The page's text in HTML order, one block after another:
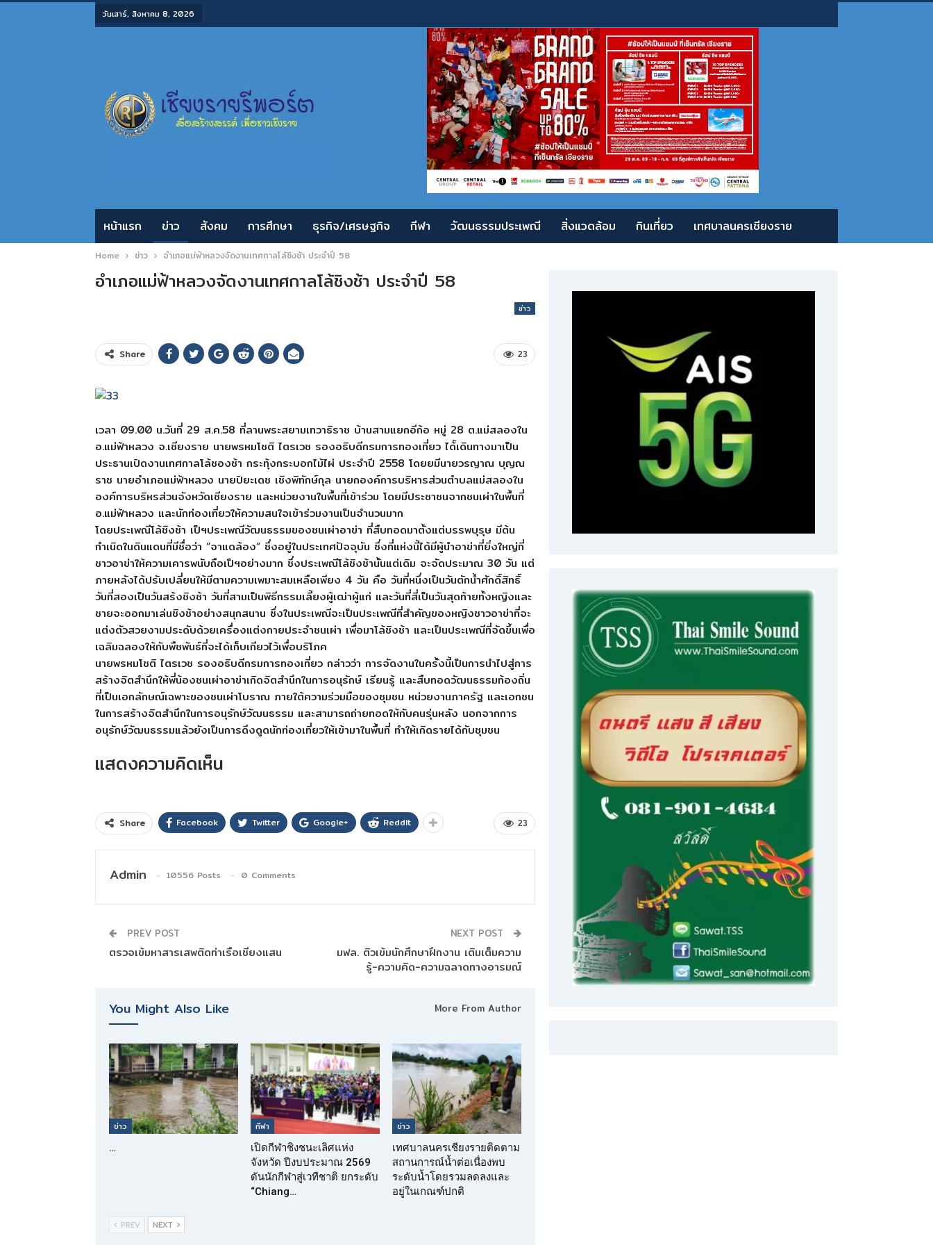
วันเสาร์, สิงหาคม 8, 2026
หน้าแรก ข่าว สังคม การศึกษา ธุรกิจ/เศรษฐกิจ กีฬา วัฒนธรรมประเพณี สิ่งแวดล้อม กินเที่ยว เทศบาลนครเชียงราย
Home ข่าว อำเภอแม่ฟ้าหลวงจัดงานเทศกาลโล้ชิงช้า ประจำปี 58
อำเภอแม่ฟ้าหลวงจัดงานเทศกาลโล้ชิงช้า ประจำปี 58
ข่าว
23
Share
เวลา 09.00 น.วันที่ 29 ส.ค.58 ที่ลานพระสยามเทวาธิราช บ้านสามแยกอีก้อ หมู่ 28 ต.แม่สลองใน
อ.แม่ฟ้าหลวง จ.เชียงราย นายพรหมโชติ ไตรเวช รองอธิบดีกรมการทองเที่ยว ได้้เดินทางมาเป็น
ประธานเปิดงานเทศกาลโล้ชองช้า กระทุ้งกระบอกไม้ไผ่ ประจำปี 2558 โดยยมีนายวรญาณ บุญณ
ราช นายอำเภอแม่ฟ้าหลวง นายปิยะเดช เชิงพิทักษ์กุล นายกองค์การบริหารส่วนตำบลแม่สลองใน
องค์การบริหรส่วนจังหวัดเชียงราย และหน่วยงานในพื้นที่เข้าร่วม โดยมีประชาชนจากชนเผ่าในพื้นที่
อ.แม่ฟ้าหลวง และนักท่องเที่ยวให้ความสนใจเข้าร่วมงานเป็นจำนวนมาก
โดยประเพณีโล้ชิงช้า เป็ฯประเพณีวัฒนธรรมของชนเผ่าอาข่า ที่สืบทอดมาตั้งแต่บรรพบุรุษ มีต้น
กำเนิดในดินแดนที่มีชื่อว่า “จาแดล้อง” ซึ่งอยู่ในประเทศปัจจุบัน ซึ่งที่แห่งนี้ได้มีผู้นำอาข่าที่ยิ่งใหญ่ที่
ชาวอาข่าให้ความเคารพนับถือเป็ฯอย่างมาก ซึ่งประเพณีโล้ชิงช้านั้นแต่เดิม จะจัดประมาณ 30 วัน แต่
ภายหลังได้ปรับเปลี่ยนให้มีตามความเพมาะสมเหลือเพียง 4 วัน คือ วันที่หนึ่งเป็นวันตักน้ำศักดิ์สิทธิ์
วันที่สองเป็นวันสร้งชิงช้า วันที่สามเป็นพิธีกรรมเลี้ยงผู้เฒ่าผู้แก่ และวันที่สี่เป็นวันสุดท้ายทั้งหญิงและ
ชายจะออกมาเล่นชิงช้าอย่างสนุกสนาน ซึ่งในประเพณีจะเป็นประเพณีที่สำคัญของหญิงชาวอาข่าที่จะ
แต่งตัวสวยงามประดับด้วยเครื่องแต่งกายประจำชนเผ่า เพื่อมาโล้ชิงช้า และเป็นประเพณีที่จัดขึ้นเพื่อ
เฉลิมฉลองให้กับพืชพันธ์ที่จะได้เก็บเกียวไว้เพื่อบริโภค
นายพรหมโชติ ไตรเวช รองอธิบดีกรมการทองเที่ยว กล่าวว่า การจัดงานในครั้งนี้เป็นการนำไปสู่การ
สร้างจิตสำนึกให้พี่น้องชนเผ่าอาข่าเกิดจิตสำนึกในการอนุรักษ์ เรียนรู้ และสืบทอดวัฒนธรรมท้องถิ่น
ที่เป็นเอกลักษณ์เฉพาะของชนเผ่าโบราณ ภายใต้ความร่วมมือของชุมชน หน่วยงานภาครัฐ และเอกชน
ในการสร้างจิตสำนึกในการอนุรักษ์วัฒนธรรม และสามารถถ่ายทอดให้กับคนรุ่นหลัง นอกจากการ
อนุรักษ์วัฒนธรรมแล้วยังเป็นการดึงดูดนักท่องเที่ยวให้เข้ามาในพื้นที่ ทำให้เกิดรายได้กับชุมชน
แสดงความคิดเห็น
23
Share Facebook Twitter Google+ ReddIt
Admin 10556 Posts 0 Comments
PREV POST
ตรวจเข้มหาสารเสพติดท่าเรือเชียงแสน
NEXT POST
มฟล. ติวเข้มนักศึกษาฝึกงาน เติมเต็มความ
รู้-ความคิด-ความฉลาดทางอารมณ์
You Might Also Like More From Author
ข่าว
…
กีฬา
เปิดกีฬาชิงชนะเลิศแห่ง
จังหวัด ปีงบประมาณ 2569
ดันนักกีฬาสู่เวทีชาติ ยกระดับ
“Chiang…
ข่าว
เทศบาลนครเชียงรายติดตาม
สถานการณ์น้ำต่อเนื่องพบ
ระดับน้ำโดยรวมลดลงและ
อยู่ในเกณฑ์ปกติ
PREV NEXT